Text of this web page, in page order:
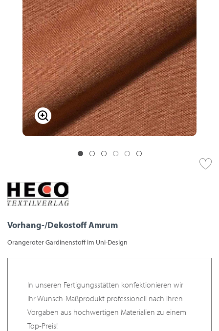
Vorhang-/Dekostoff Amrum
Orangeroter Gardinenstoff im Uni-Design
In unseren Fertigungsstätten konfektionieren wir
Ihr Wunsch-Maßprodukt professionell nach Ihren
Vorgaben aus hochwertigen Materialien zu einem
Top-Preis!